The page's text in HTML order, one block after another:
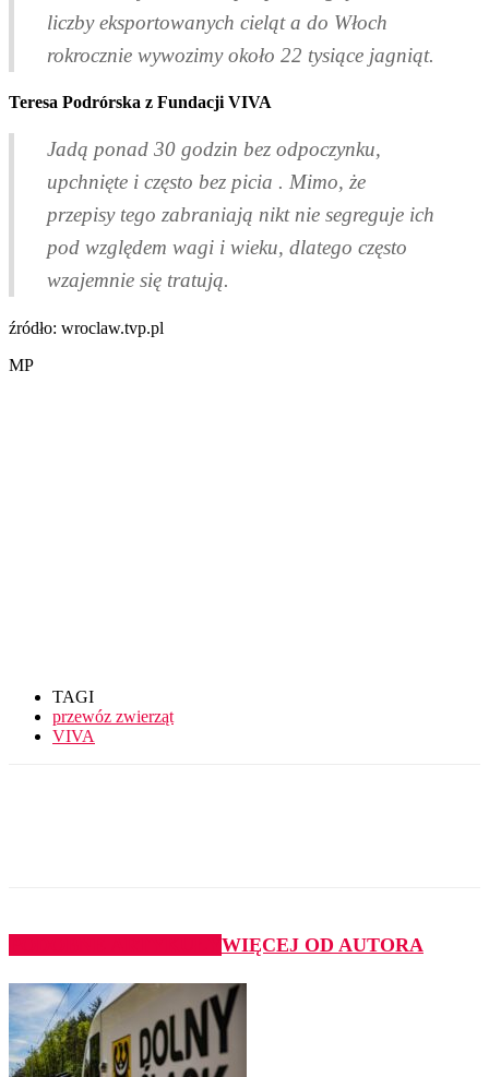
liczby eksportowanych cieląt a do Włoch
rokrocznie wywozimy około 22 tysiące jagniąt.
Teresa Podrórska z Fundacji VIVA
Jadą ponad 30 godzin bez odpoczynku,
upchnięte i często bez picia . Mimo, że
przepisy tego zabraniają nikt nie segreguje ich
pod względem wagi i wieku, dlatego często
wzajemnie się tratują.
źródło: wroclaw.tvp.pl
MP
TAGI
przewóz zwierząt
VIVA
WIĘCEJ OD AUTORA